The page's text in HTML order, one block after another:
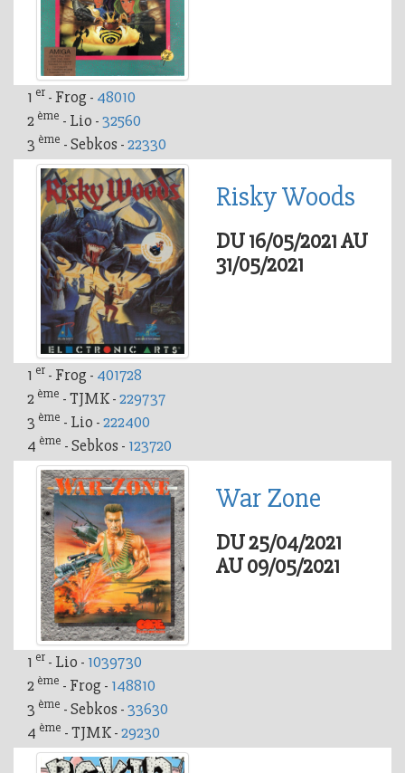
1 er - Frog - 48010
2 ème - Lio -32560
3 ème - Sebkos -22330
Risky Woods
DU 16/05/2021 AU
31/05/2021
1 er - Frog - 401728
2 ème - TJMK -229737
3 ème - Lio -222400
4 ème - Sebkos - 123720
War Zone
DU 25/04/2021
AU 09/05/2021
1 er - Lio - 1039730
2 ème - Frog - 148810
3 ème - Sebkos -33630
4 ème - TJMK -29230